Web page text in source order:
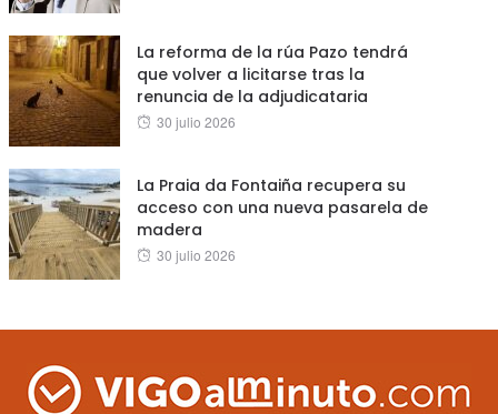
La reforma de la rúa Pazo tendrá
que volver a licitarse tras la
renuncia de la adjudicataria
Posted
30 julio 2026
La Praia da Fontaiña recupera su
acceso con una nueva pasarela de
madera
Posted
30 julio 2026